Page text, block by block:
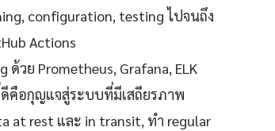
configuration, testing ไปจนถึง
Actions
วย Prometheus, Grafana, ELK
คือกุญแจสู่ระบบที่มีเสถียรภาพ
at rest และ in transit, ทำ regular